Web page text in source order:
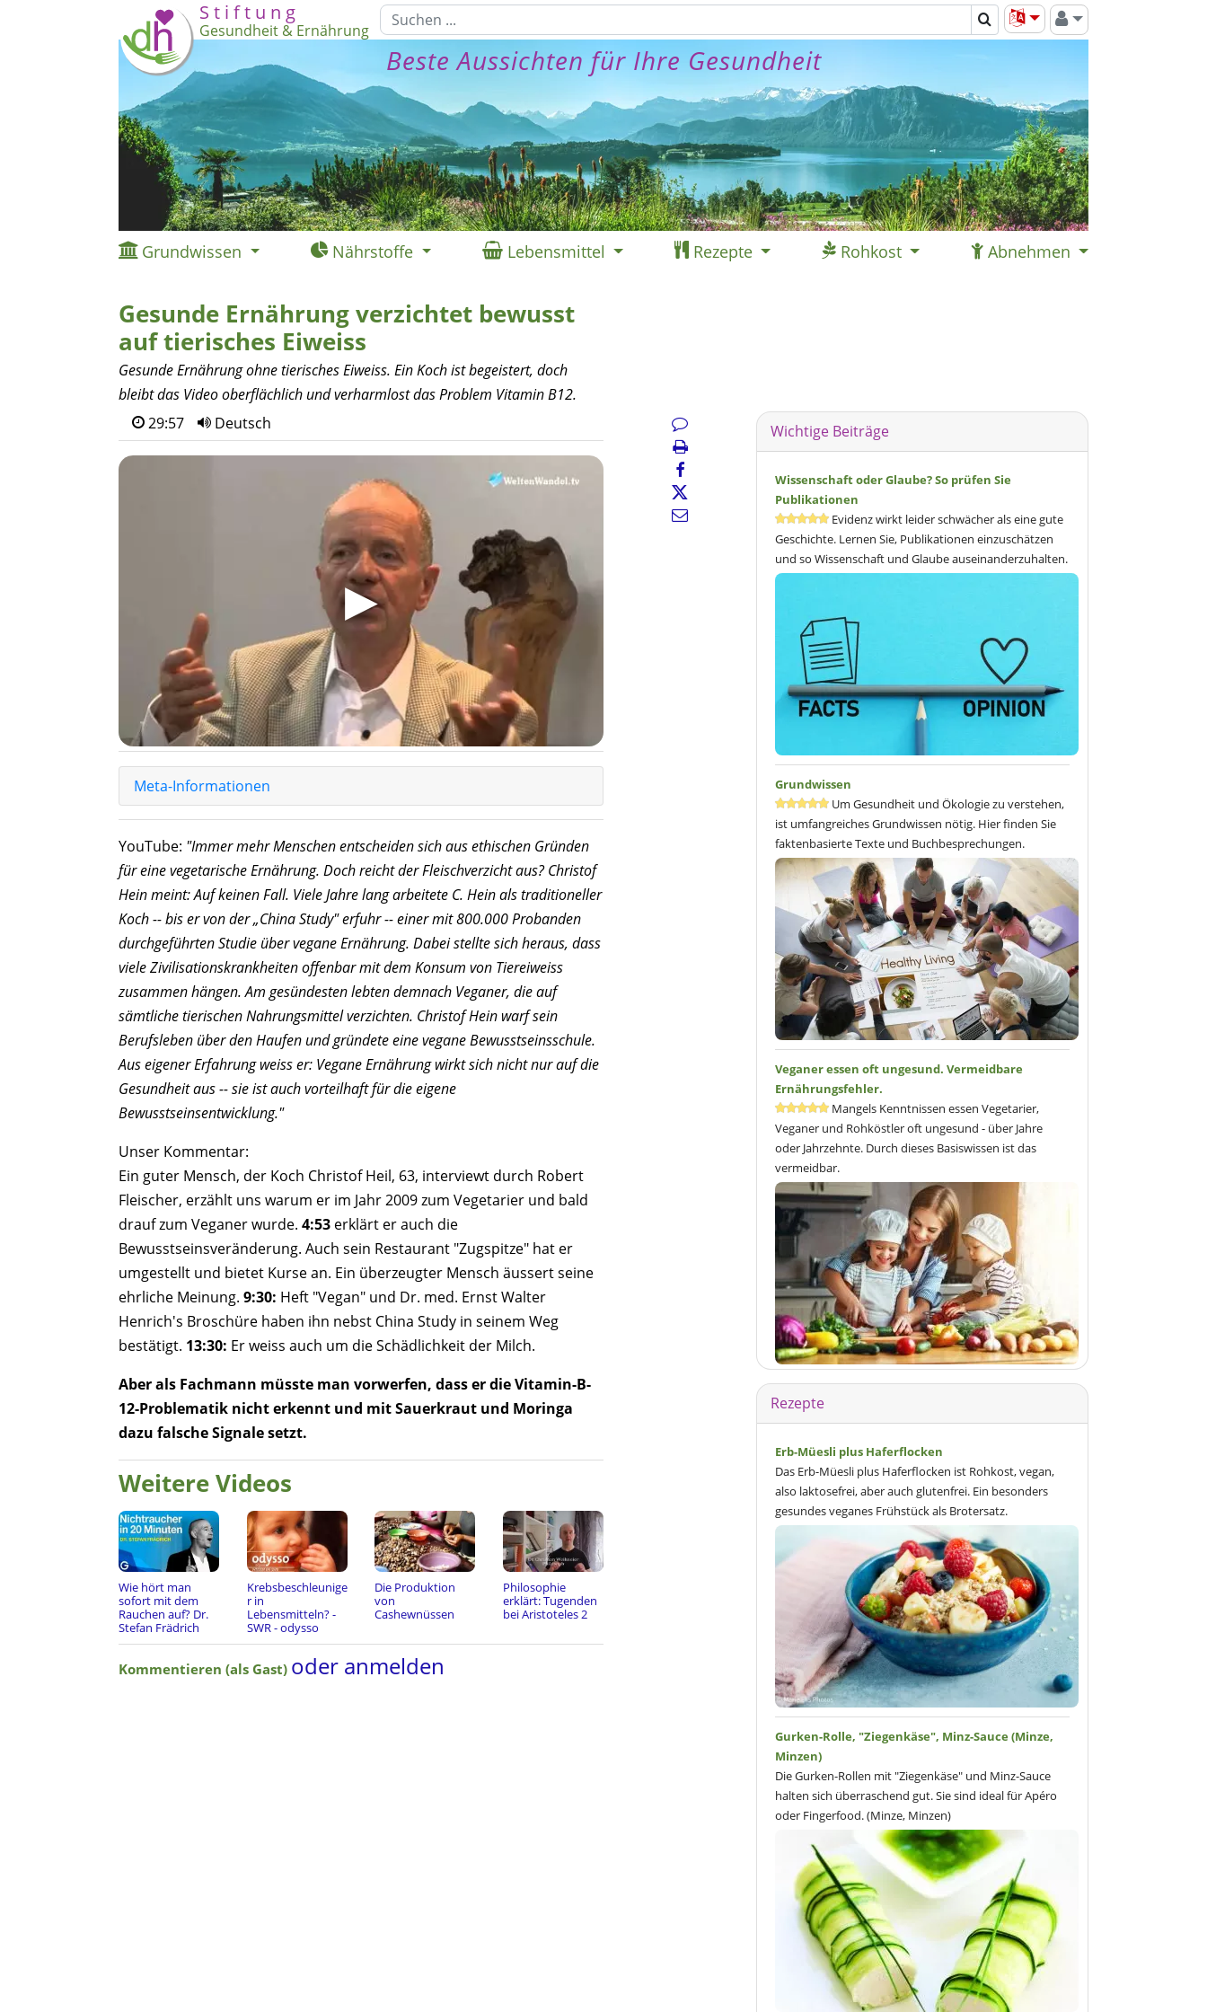
S t i f t u n g
Gesundheit & Ernährung
Beste Aussichten für Ihre Gesundheit
Grundwissen Nährstoffe Lebensmittel Rezepte Rohkost Abnehmen
Gesunde Ernährung verzichtet bewusst
auf tierisches Eiweiss
Gesunde Ernährung ohne tierisches Eiweiss. Ein Koch ist begeistert, doch
bleibt das Video oberflächlich und verharmlost das Problem Vitamin B12.
29:57
Deutsch
▶
Meta-Informationen
YouTube: "Immer mehr Menschen entscheiden sich aus ethischen Gründen
für eine vegetarische Ernährung. Doch reicht der Fleischverzicht aus? Christof
Hein meint: Auf keinen Fall. Viele Jahre lang arbeitete C. Hein als traditioneller
Koch -- bis er von der „China Study" erfuhr -- einer mit 800.000 Probanden
durchgeführten Studie über vegane Ernährung. Dabei stellte sich heraus, dass
viele Zivilisationskrankheiten offenbar mit dem Konsum von Tiereiweiss
zusammen hängen. Am gesündesten lebten demnach Veganer, die auf
sämtliche tierischen Nahrungsmittel verzichten. Christof Hein warf sein
Berufsleben über den Haufen und gründete eine vegane Bewusstseinsschule.
Aus eigener Erfahrung weiss er: Vegane Ernährung wirkt sich nicht nur auf die
Gesundheit aus -- sie ist auch vorteilhaft für die eigene
Bewusstseinsentwicklung."
Unser Kommentar:
Ein guter Mensch, der Koch Christof Heil, 63, interviewt durch Robert
Fleischer, erzählt uns warum er im Jahr 2009 zum Vegetarier und bald
drauf zum Veganer wurde. 4:53 erklärt er auch die
Bewusstseinsveränderung. Auch sein Restaurant "Zugspitze" hat er
umgestellt und bietet Kurse an. Ein überzeugter Mensch äussert seine
ehrliche Meinung. 9:30: Heft "Vegan" und Dr. med. Ernst Walter
Henrich's Broschüre haben ihn nebst China Study in seinem Weg
bestätigt. 13:30: Er weiss auch um die Schädlichkeit der Milch.
Aber als Fachmann müsste man vorwerfen, dass er die Vitamin-B-
12-Problematik nicht erkennt und mit Sauerkraut und Moringa
dazu falsche Signale setzt.
Weitere Videos
Wie hört man
sofort mit dem
Rauchen auf? Dr.
Stefan Frädrich
Krebsbeschleunige
r in
Lebensmitteln? -
SWR - odysso
Die Produktion
von
Cashewnüssen
Philosophie
erklärt: Tugenden
bei Aristoteles 2
Kommentieren (als Gast) oder anmelden
Wichtige Beiträge
Wissenschaft oder Glaube? So prüfen Sie
Publikationen
Evidenz wirkt leider schwächer als eine gute
Geschichte. Lernen Sie, Publikationen einzuschätzen
und so Wissenschaft und Glaube auseinanderzuhalten.
Grundwissen
Um Gesundheit und Ökologie zu verstehen,
ist umfangreiches Grundwissen nötig. Hier finden Sie
faktenbasierte Texte und Buchbesprechungen.
Veganer essen oft ungesund. Vermeidbare
Ernährungsfehler.
Mangels Kenntnissen essen Vegetarier,
Veganer und Rohköstler oft ungesund - über Jahre
oder Jahrzehnte. Durch dieses Basiswissen ist das
vermeidbar.
Rezepte
Erb-Müesli plus Haferflocken
Das Erb-Müesli plus Haferflocken ist Rohkost, vegan,
also laktosefrei, aber auch glutenfrei. Ein besonders
gesundes veganes Frühstück als Brotersatz.
Gurken-Rolle, "Ziegenkäse", Minz-Sauce (Minze,
Minzen)
Die Gurken-Rollen mit "Ziegenkäse" und Minz-Sauce
halten sich überraschend gut. Sie sind ideal für Apéro
oder Fingerfood. (Minze, Minzen)